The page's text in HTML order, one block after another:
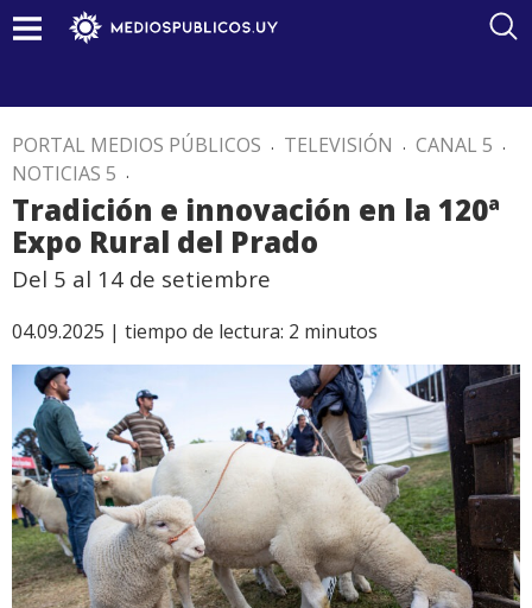
PORTAL MEDIOS PÚBLICOS . TELEVISIÓN . CANAL 5 .
NOTICIAS 5 .
Tradición e innovación en la 120ª
Expo Rural del Prado
Del 5 al 14 de setiembre
04.09.2025 | tiempo de lectura: 2 minutos